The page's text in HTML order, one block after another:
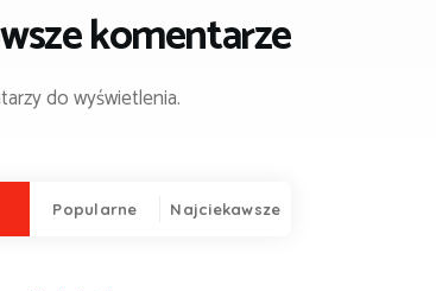
komentarze
do wyświetlenia.
Popularne Najciekawsze